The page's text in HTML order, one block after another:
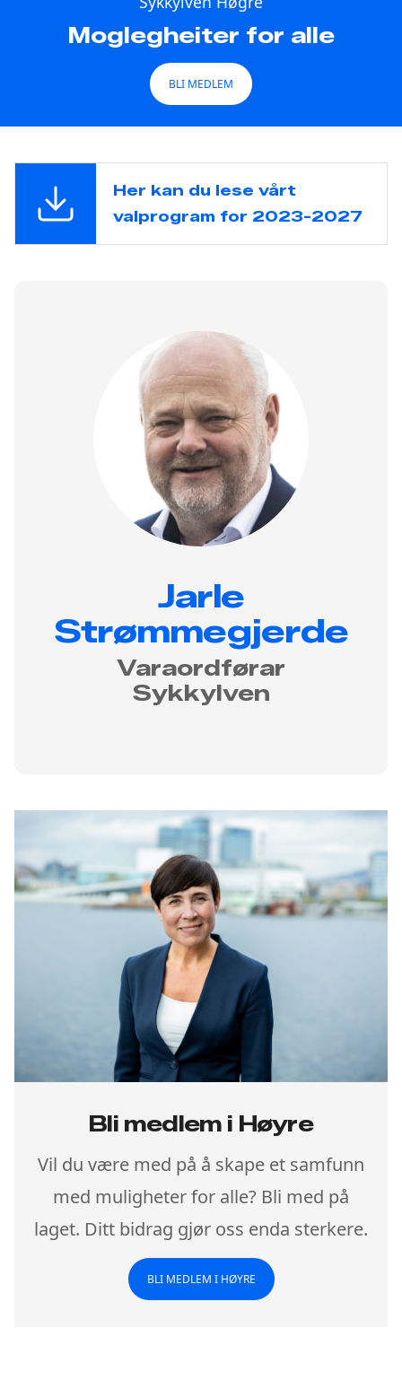
Moglegheiter for alle
BLI MEDLEM
Her kan du lese vårt
valprogram for 2023-2027
Jarle
Strømmegjerde
Varaordførar
Sykkylven
Bli medlem i Høyre
Vil du være med på å skape et samfunn
med muligheter for alle? Bli med på
laget. Ditt bidrag gjør oss enda sterkere.
BLI MEDLEM I HØYRE